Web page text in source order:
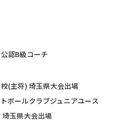
認B級コーチ
(主将) 埼玉県大会出場
ボールクラブジュニアユース
玉県大会出場